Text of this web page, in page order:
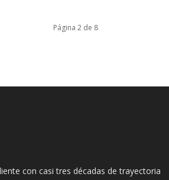
Página 2 de 8
con casi tres décadas de trayectoria